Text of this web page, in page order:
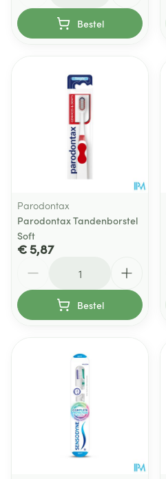
Bestel
Parodontax
Parodontax Tandenborstel
Soft
€ 5,87
Bestel